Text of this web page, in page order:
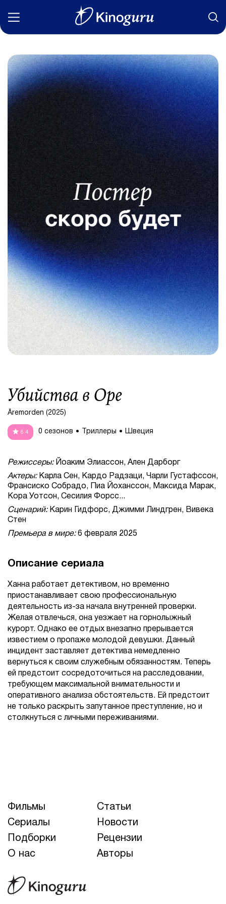
Фильмы
Статьи
Сериалы
Новости
Подборки
Рецензии
О нас
Авторы
Убийства в Оре
Åremorden (2025)
6.4 0 сезонов Триллеры Швеция
Режиссеры:Йоаким Элиассон, Ален Дарборг
Актеры:Карла Сен, Кардо Радзаци, Чарли Густафссон,
Франсиско Собрадо, Пиа Йоханссон, Максида Марак,
Кора Уотсон, Сесилия Форсс...
Сценарий:Карин Гидфорс, Джимми Линдгрен, Вивека
Стен
Премьера в мире:6 февраля 2025
Описание сериала
Ханна работает детективом, но временно
приостанавливает свою профессиональную
деятельность из-за начала внутренней проверки.
Желая отвлечься, она уезжает на горнолыжный
курорт. Однако ее отдых внезапно прерывается
известием о пропаже молодой девушки. Данный
инцидент заставляет детектива немедленно
вернуться к своим служебным обязанностям. Теперь
ей предстоит сосредоточиться на расследовании,
требующем максимальной внимательности и
оперативного анализа обстоятельств. Ей предстоит
не только раскрыть запутанное преступление, но и
столкнуться с личными переживаниями.
Фильмы
Статьи
Сериалы
Новости
Подборки
Рецензии
О нас
Авторы